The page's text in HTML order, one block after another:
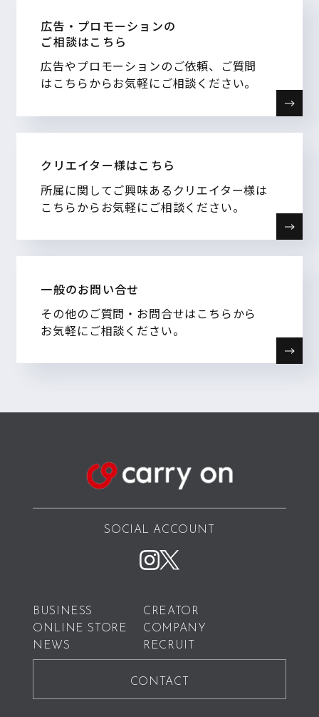
広告・プロモーションの
ご相談はこちら
広告やプロモーションのご依頼、ご質問
はこちらからお気軽にご相談ください。
クリエイター様はこちら
所属に関してご興味あるクリエイター様は
こちらからお気軽にご相談ください。
一般のお問い合せ
その他のご質問・お問合せはこちらから
お気軽にご相談ください。
SOCIAL ACCOUNT
BUSINESS
CREATOR
ONLINE STORE
COMPANY
NEWS
RECRUIT
CONTACT